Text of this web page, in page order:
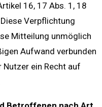
16, 17 Abs. 1, 18
Verpflichtung
Mitteilung unmöglich
Aufwand verbunden
ein Recht auf